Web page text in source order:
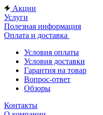
Акции
Услуги
Полезная информация
Оплата и доставка
Условия оплаты
Условия доставки
Гарантия на товар
Вопрос-ответ
Обзоры
Контакты